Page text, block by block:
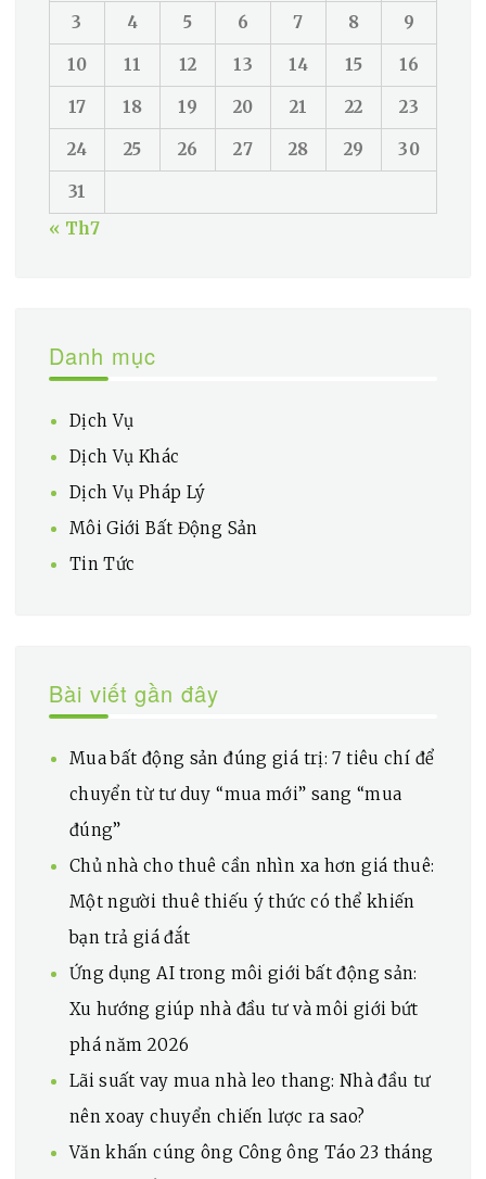
Động
Sản
3 4 5 6 7 8 9
10 11 12 13 14 15 16
17 18 19 20 21 22 23
24 25 26 27 28 29 30
31
« Th7
Danh mục
Dịch Vụ
Dịch Vụ Khác
Dịch Vụ Pháp Lý
Môi Giới Bất Động Sản
Tin Tức
Bài viết gần đây
Mua bất động sản đúng giá trị: 7 tiêu chí để
chuyển từ tư duy “mua mới” sang “mua
đúng”
Chủ nhà cho thuê cần nhìn xa hơn giá thuê:
Một người thuê thiếu ý thức có thể khiến
bạn trả giá đắt
Ứng dụng AI trong môi giới bất động sản:
Xu hướng giúp nhà đầu tư và môi giới bứt
phá năm 2026
Lãi suất vay mua nhà leo thang: Nhà đầu tư
nên xoay chuyển chiến lược ra sao?
Văn khấn cúng ông Công ông Táo 23 tháng